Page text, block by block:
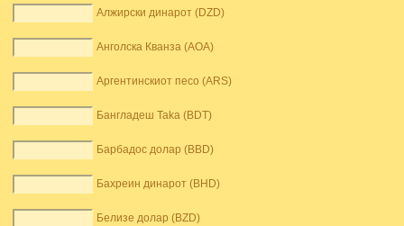
Алжирски динарот (DZD)
Анголска Кванза (AOA)
Аргентинскиот песо (ARS)
Бангладеш Taka (BDT)
Барбадос долар (BBD)
Бахреин динарот (BHD)
Белизе долар (BZD)